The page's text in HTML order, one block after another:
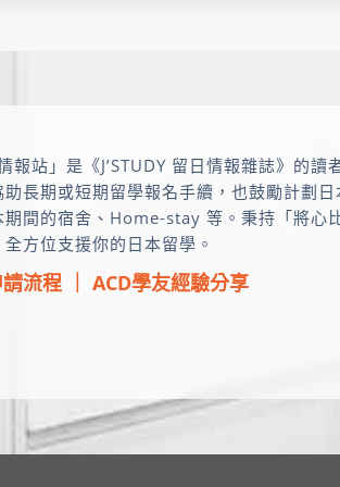
站」是《J’STUDY 留日情報雜誌》的讀
長期或短期留學報名手續，也鼓勵計劃日
間的宿舍、Home-stay 等。秉持「將心
方位支援你的日本留學。
流程 ACD學友經驗分享